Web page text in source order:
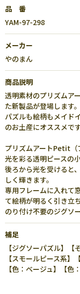
品 番
YAM-97-298
メーカー
やのまん
商品説明
透明素材のプリズムア
た新製品が登場します。
パズルも絵柄もメイド
のお土産にオススメで
プリズムアートPetit（
光を彩る透明ピースの
後ろから光を受けると
しく輝きます。
専用フレームに入れて
て絵柄が明るく引き立ち
のり付け不要のジグソ
補足
【ジグソーパズル】【
【スモールピース系】
【色：ベージュ】【色